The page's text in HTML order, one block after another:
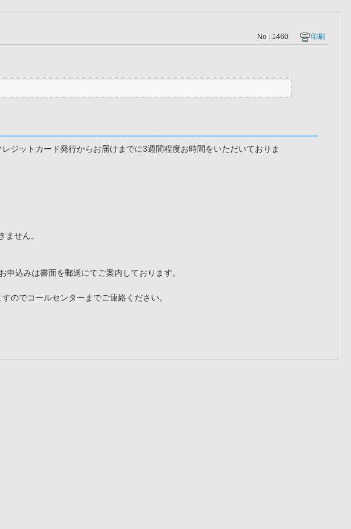
No : 1460 印刷
ジットカード発行からお届けまでに3週間程度お時間をいただいておりま
せん。
込みは書面を郵送にてご案内しております。
のでコールセンターまでご連絡ください。